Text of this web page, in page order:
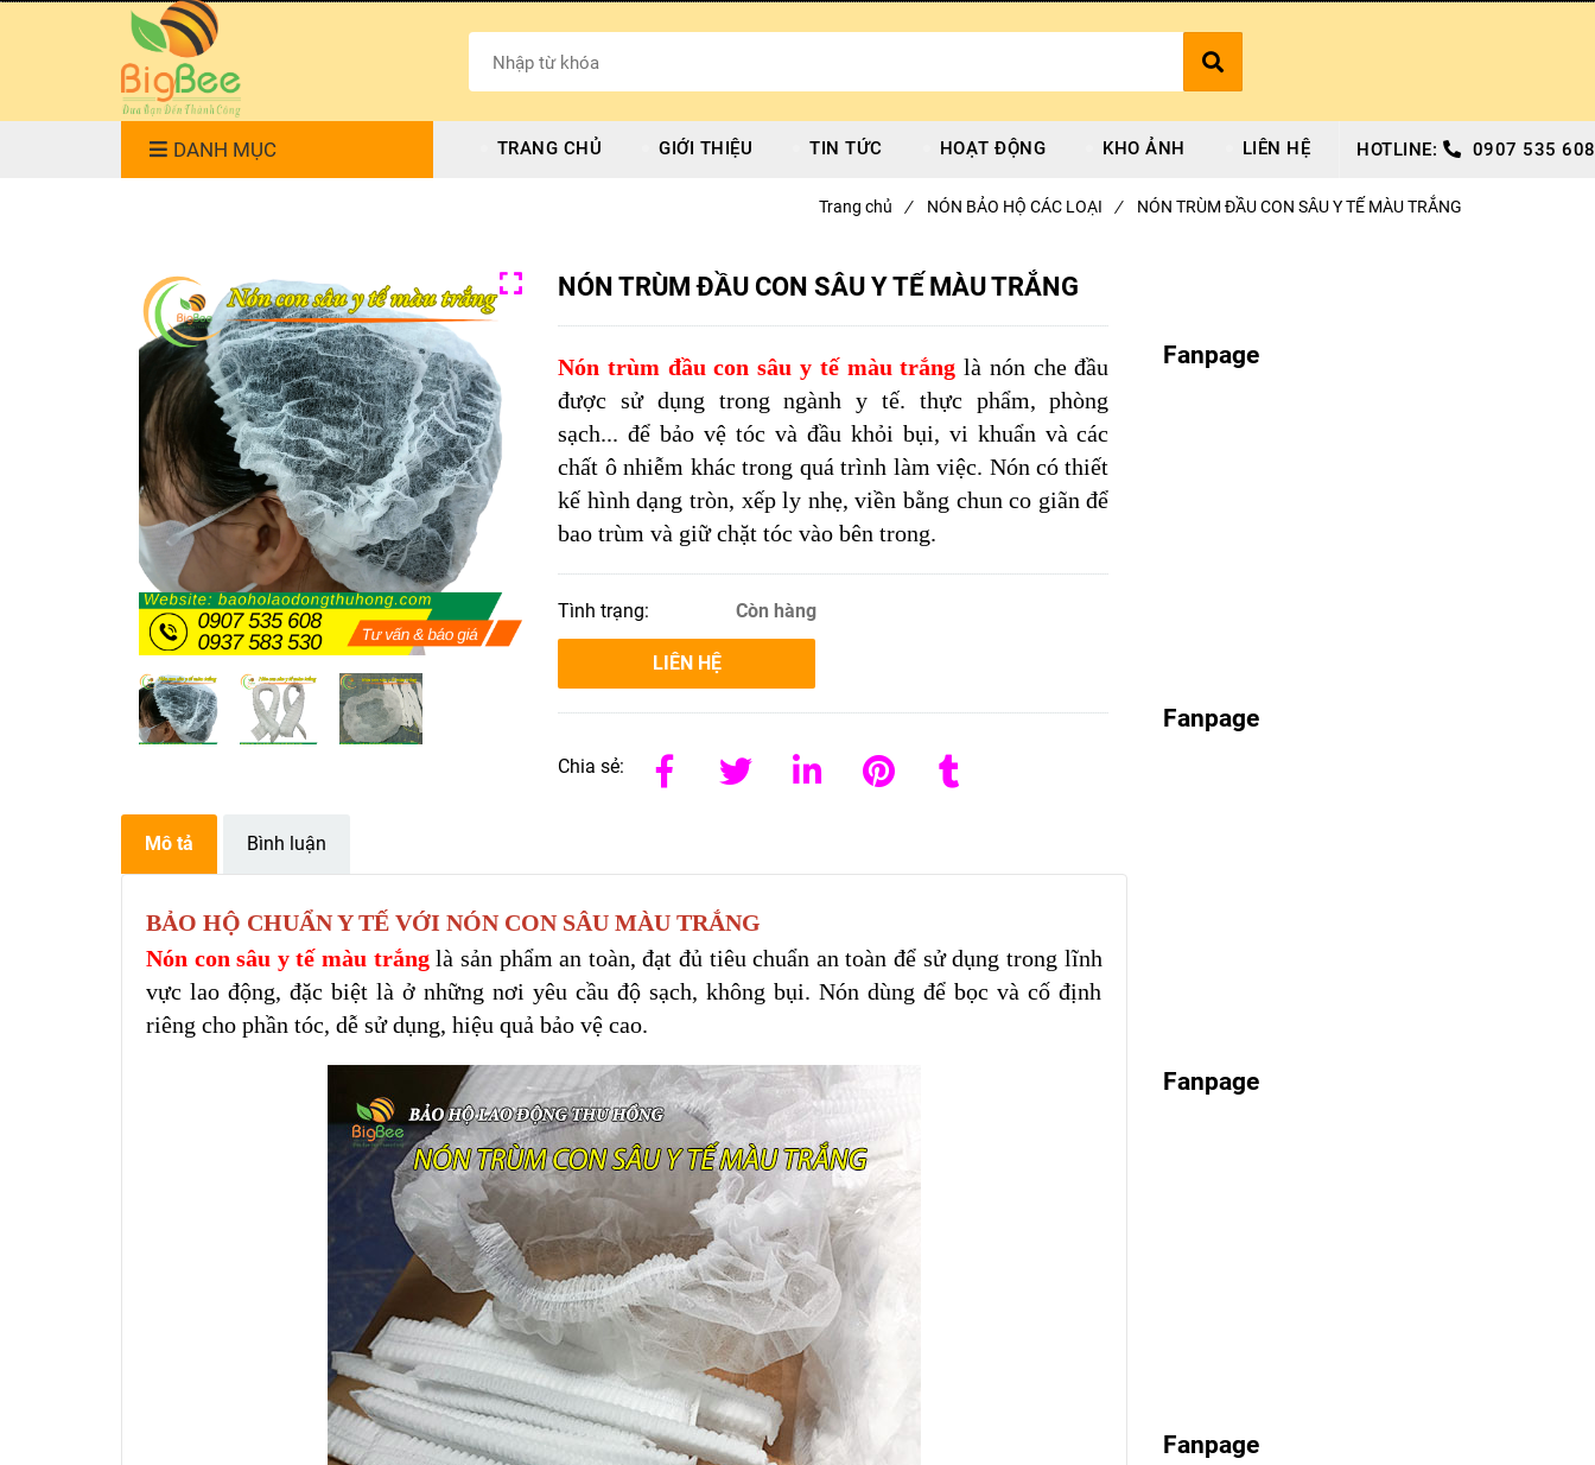
DANH MỤC TRANG CHỦ GIỚI THIỆU TIN TỨC HOẠT ĐỘNG KHO ẢNH LIÊN HỆ HOTLINE: 0907 535
Trang chủ / NÓN BẢO HỘ CÁC LOẠI / NÓN TRÙM ĐẦU CON SÂU Y TẾ MÀU TRẮNG
NÓN TRÙM ĐẦU CON SÂU Y TẾ MÀU TRẮNG
Nón trùm đầu con sâu y tế màu trắng là nón che đầu
được sử dụng trong ngành y tế. thực phẩm, phòng
sạch... để bảo vệ tóc và đầu khỏi bụi, vi khuẩn và các
chất ô nhiễm khác trong quá trình làm việc. Nón có thiết
kế hình dạng tròn, xếp ly nhẹ, viền bằng chun co giãn để
bao trùm và giữ chặt tóc vào bên trong.
Tình trạng: Còn hàng
LIÊN HỆ
Chia sẻ:
Mô tả Bình luận
BẢO HỘ CHUẨN Y TẾ VỚI NÓN CON SÂU MÀU TRẮNG
Nón con sâu y tế màu trắng là sản phẩm an toàn, đạt đủ tiêu chuẩn an toàn để sử dụng trong lĩnh
vực lao động, đặc biệt là ở những nơi yêu cầu độ sạch, không bụi. Nón dùng để bọc và cố định
riêng cho phần tóc, dễ sử dụng, hiệu quả bảo vệ cao.
Fanpage
Fanpage
Fanpage
Fanpage